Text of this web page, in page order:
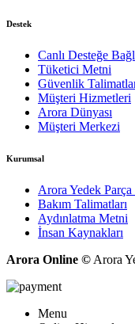
Destek
Canlı Desteğe
Tüketici Metni
Güvenlik
Müşteri Hizmetleri
Arora Dünyası
Müşteri Merkezi
Kurumsal
Arora Yedek Parça
Bakım Talimatları
Aydınlatma Metni
İnsan Kaynakları
Arora Online © Arora
Menu